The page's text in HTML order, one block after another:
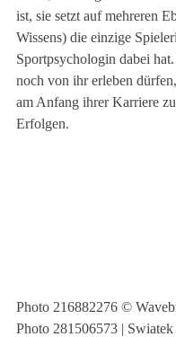
ist, sie setzt auf mehreren
Wissens) die einzige
Sportpsychologin dabei
noch von ihr erleben
am Anfang ihrer Karriere
Erfolgen.
Photo 216882276 ©
Photo 281506573 | Swiatek